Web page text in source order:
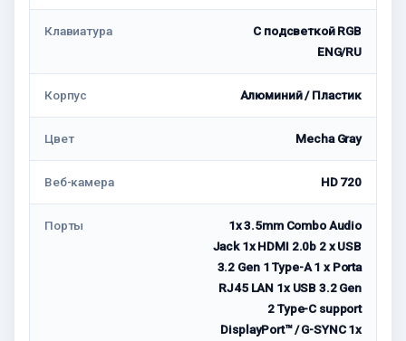
Клавиатура
С подсветкой RGB
ENG/RU
Корпус Алюминий / Пластик
Цвет Mecha Gray
Веб-камера HD 720
Порты
1x 3.5mm Combo Audio
Jack 1x HDMI 2.0b 2 x USB
3.2 Gen 1 Type-A 1 x Porta
RJ45 LAN 1x USB 3.2 Gen
2 Type-C support
DisplayPort™ / G-SYNC 1x